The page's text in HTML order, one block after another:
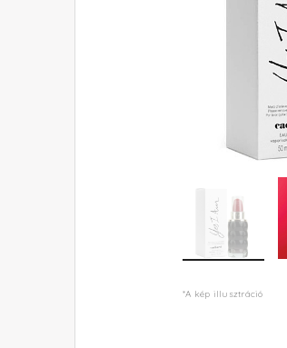
*A kép illusztráció